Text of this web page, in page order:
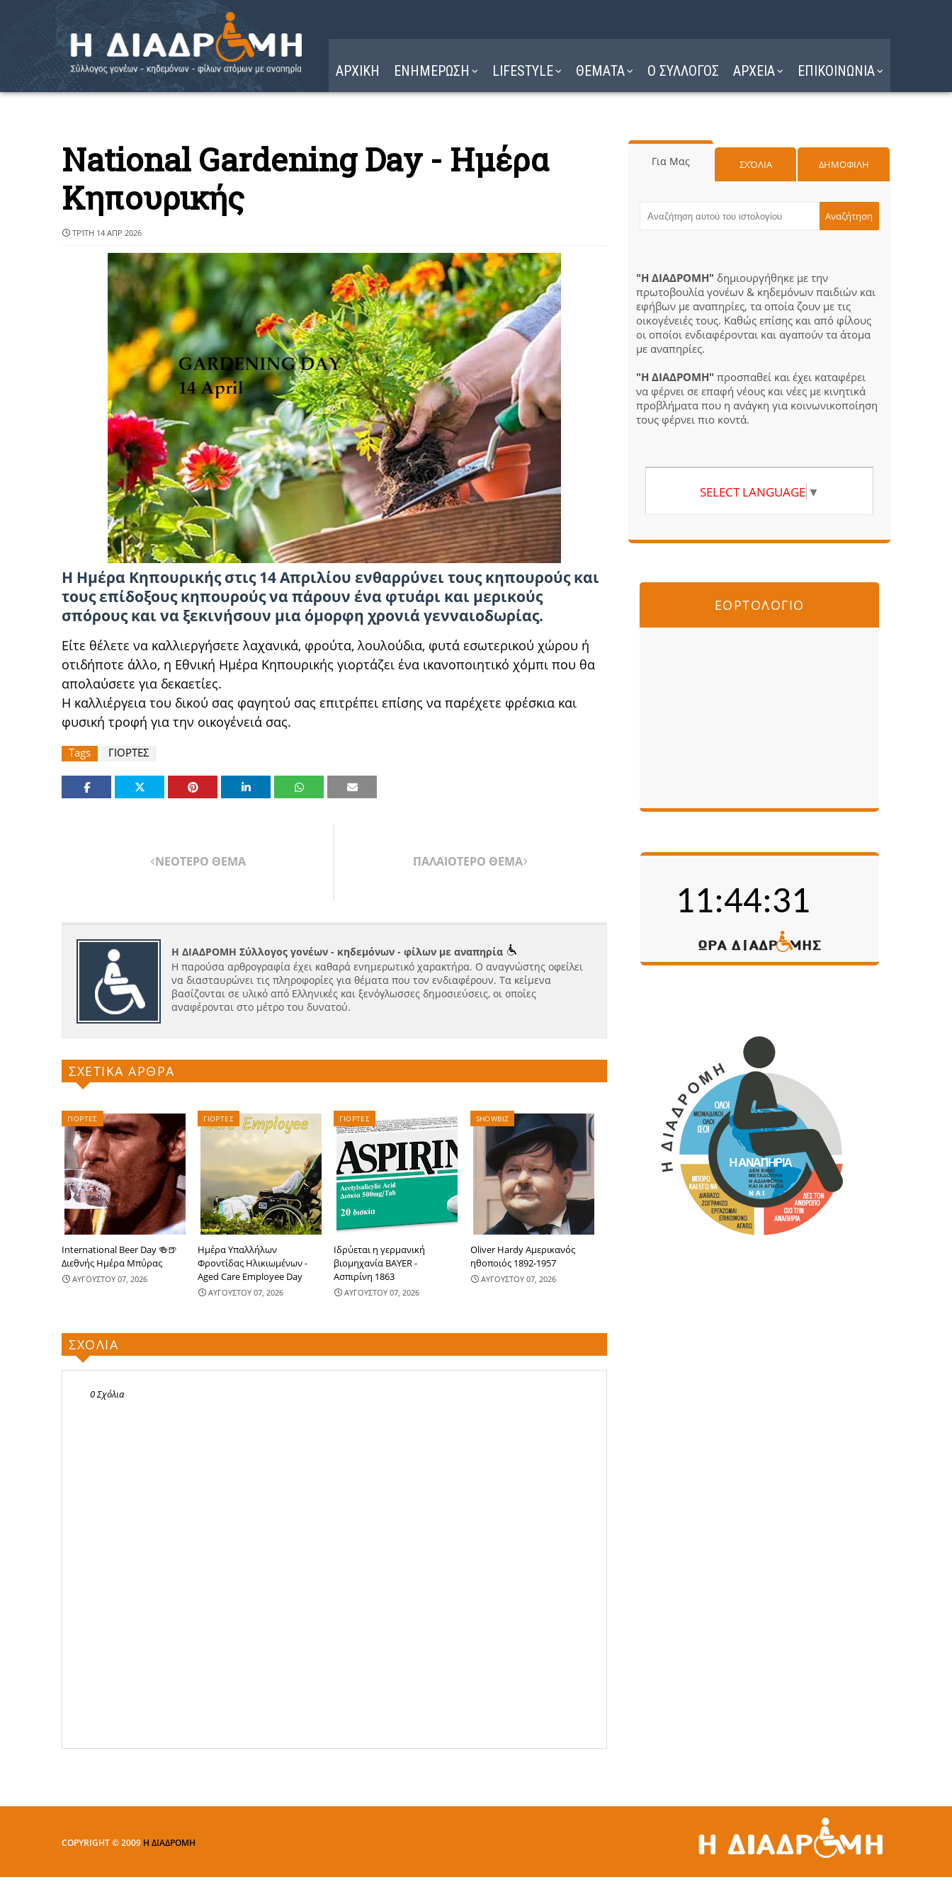
ΑΡΧΙΚΗ ΕΝΗΜΕΡΩΣΗ LIFESTYLE ΘΕΜΑΤΑ Ο ΣΥΛΛΟΓΟΣ ΑΡΧΕΙΑ ΕΠΙΚΟΙΝΩΝΙΑ
National Gardening Day - Ημέρα
Κηπουρικής
ΤΡΊΤΗ 14 ΑΠΡ 2026
Η Ημέρα Κηπουρικής στις 14 Απριλίου ενθαρρύνει τους κηπουρούς και
τους επίδοξους κηπουρούς να πάρουν ένα φτυάρι και μερικούς
σπόρους και να ξεκινήσουν μια όμορφη χρονιά γενναιοδωρίας.
Είτε θέλετε να καλλιεργήσετε λαχανικά, φρούτα, λουλούδια, φυτά εσωτερικού χώρου ή
οτιδήποτε άλλο, η Εθνική Ημέρα Κηπουρικής γιορτάζει ένα ικανοποιητικό χόμπι που θα
απολαύσετε για δεκαετίες.
Η καλλιέργεια του δικού σας φαγητού σας επιτρέπει επίσης να παρέχετε φρέσκια και
φυσική τροφή για την οικογένειά σας.
Tags ΓΙΟΡΤΕΣ
ΝΕΟΤΕΡΟ ΘΕΜΑ ΠΑΛΑΙΟΤΕΡΟ ΘΕΜΑ
Η ΔΙΑΔΡΟΜΗ Σύλλογος γονέων - κηδεμόνων - φίλων με αναπηρία
Η παρούσα αρθρογραφία έχει καθαρά ενημερωτικό χαρακτήρα. Ο αναγνώστης οφείλει
να διασταυρώνει τις πληροφορίες για θέματα που τον ενδιαφέρουν. Τα κείμενα
βασίζονται σε υλικό από Ελληνικές και ξενόγλωσσες δημοσιεύσεις, οι οποίες
αναφέρονται στο μέτρο του δυνατού.
ΣΧΕΤΙΚΑ ΑΡΘΡΑ
ΓΙΟΡΤΕΣ
International Beer Day 🍻🍺
Διεθνής Ημέρα Μπύρας
ΑΥΓΟΥΣΤΟΥ 07, 2026
ΓΙΟΡΤΕΣ
Ημέρα Υπαλλήλων
Φροντίδας Ηλικιωμένων -
Aged Care Employee Day
ΑΥΓΟΥΣΤΟΥ 07, 2026
ΓΙΟΡΤΕΣ
Ιδρύεται η γερμανική
βιομηχανία BAYER -
Ασπιρίνη 1863
ΑΥΓΟΥΣΤΟΥ 07, 2026
SHOWBIZ
Oliver Hardy Αμερικανός
ηθοποιός 1892-1957
ΑΥΓΟΥΣΤΟΥ 07, 2026
ΣΧΟΛΙΑ
0 Σχόλια
Για Μας ΣΧΌΛΙΑ ΔΗΜΟΦΙΛΗ
"Η ΔΙΑΔΡΟΜΗ" δημιουργήθηκε με την
πρωτοβουλία γονέων & κηδεμόνων παιδιών και
εφήβων με αναπηρίες, τα οποία ζουν με τις
οικογένειές τους. Καθώς επίσης και από φίλους
οι οποίοι ενδιαφέρονται και αγαπούν τα άτομα
με αναπηρίες.
"Η ΔΙΑΔΡΟΜΗ" προσπαθεί και έχει καταφέρει
να φέρνει σε επαφή νέους και νέες με κινητικά
προβλήματα που η ανάγκη για κοινωνικοποίηση
τους φέρνει πιο κοντά.
SELECT LANGUAGE ▼
ΕΟΡΤΟΛΟΓΙΟ
COPYRIGHT © 2009 Η ΔΙΑΔΡΟΜΗ